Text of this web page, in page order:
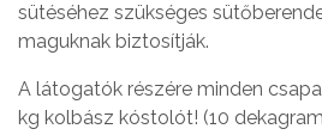
sütéséhez szükséges
maguknak biztosítják.
A látogatók részére minden
kg kolbász kóstolót! (10